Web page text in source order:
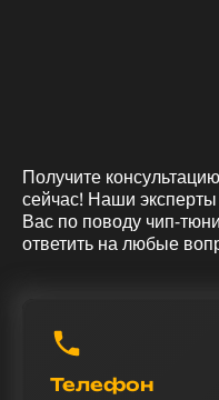
Получите
сейчас! Наши эксперты
Вас по поводу чип-
ответить на любые
Телефон